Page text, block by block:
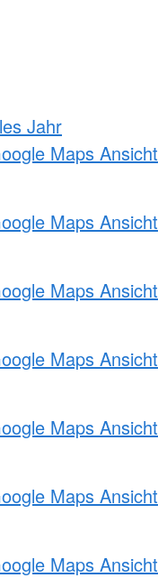
Jahr
Maps Ansicht
Maps Ansicht
Maps Ansicht
Maps Ansicht
Maps Ansicht
Maps Ansicht
Maps Ansicht